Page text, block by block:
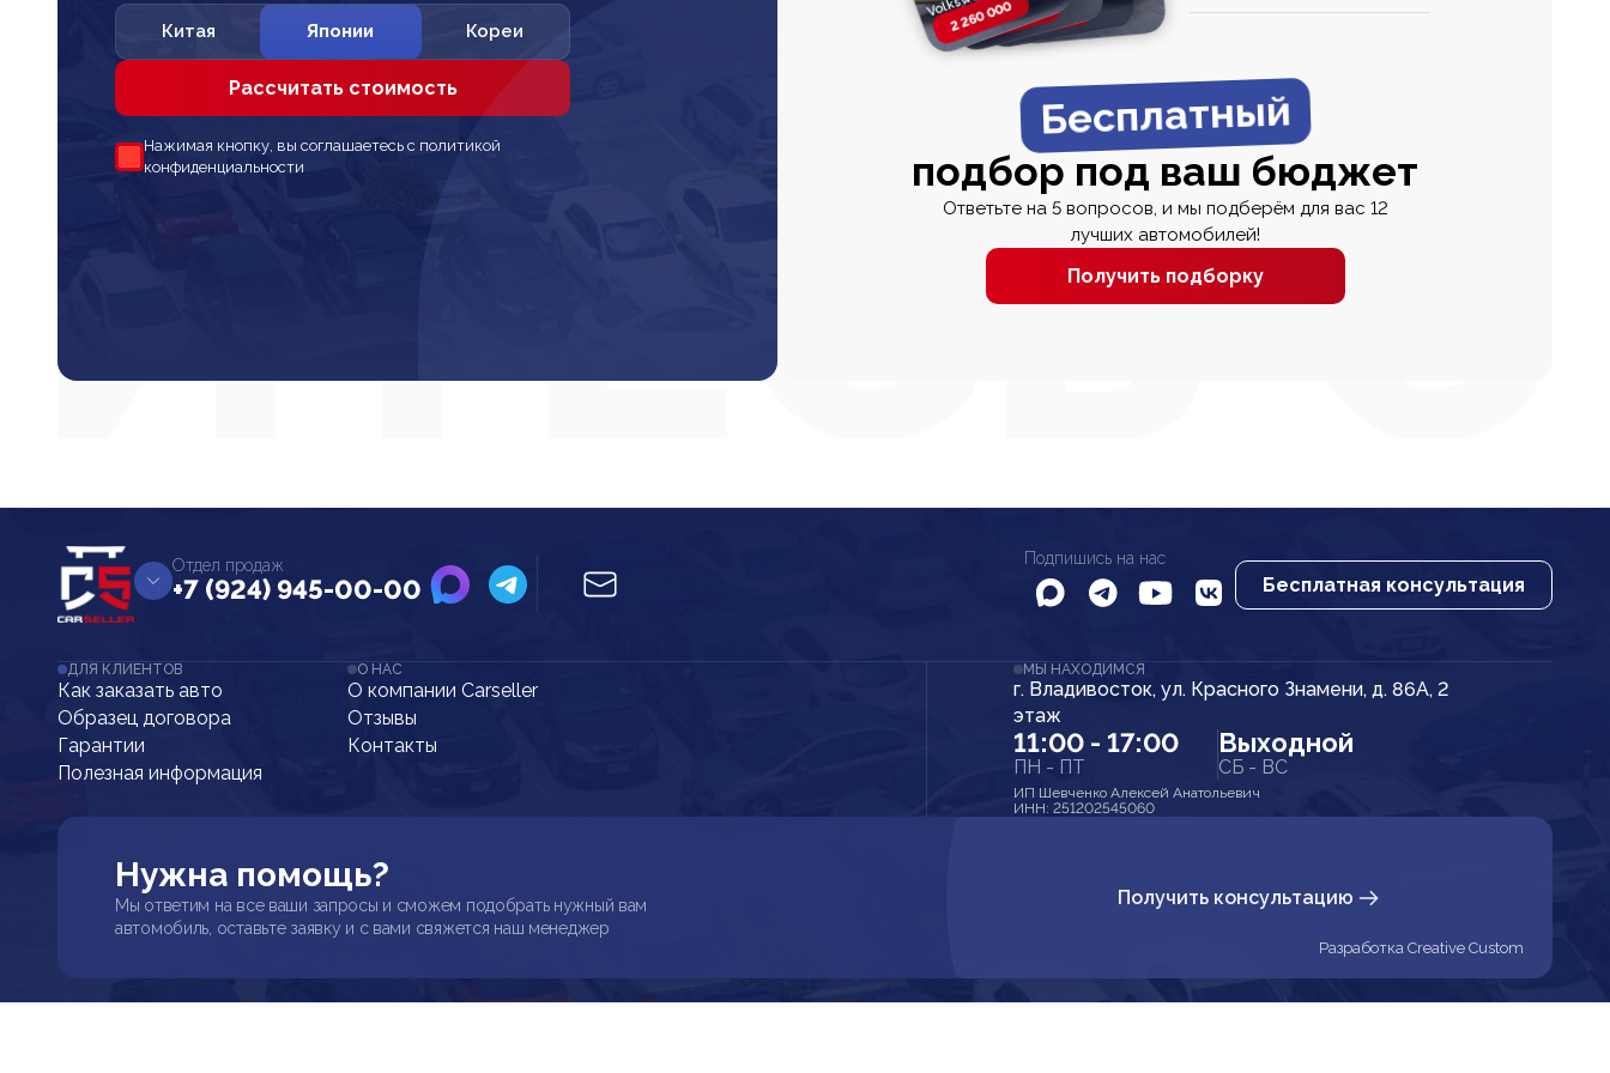
Китая Японии Кореи
Рассчитать стоимость
Нажимая кнопку, вы соглашаетесь с политикой
конфиденциальности
2 260 0002 820 000
2 820 0002 670 000
Бесплатный
подбор под ваш бюджет
Ответьте на 5 вопросов, и мы подберём для вас 12
лучших автомобилей!
Получить подборку
Отдел продаж
+7 (924) 945-00-00
Подпишись на нас
Бесплатная консультация
ДЛЯ КЛИЕНТОВ
Как заказать авто
Образец договора
Гарантии
Полезная информация
О НАС
О компании Carseller
Отзывы
Контакты
МЫ НАХОДИМСЯ
г. Владивосток, ул. Красного Знамени, д. 86А, 2
этаж
11:00 - 17:00
ПН - ПТ
Выходной
СБ - ВС
ИП Шевченко Алексей Анатольевич
ИНН: 251202545060
Нужна помощь?
Мы ответим на все ваши запросы и сможем подобрать нужный вам
автомобиль, оставьте заявку и с вами свяжется наш менеджер
Получить консультацию
Разработка Creative Custom